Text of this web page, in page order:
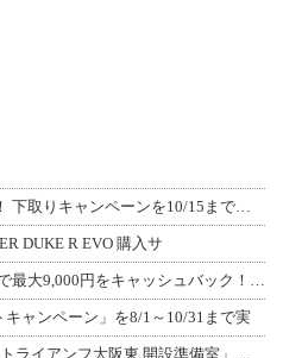
DUKE R EVO 購入サ
キャンペーン」を8/1～10/31まで実